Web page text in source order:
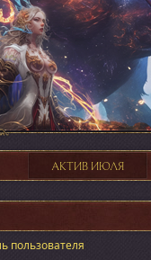
АКТИВ ИЮЛЯ
пользователя